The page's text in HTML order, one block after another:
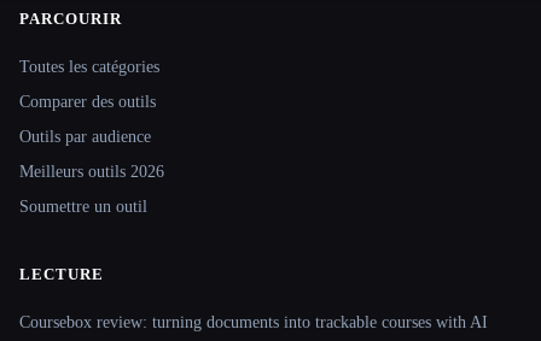
Site navigation
PARCOURIR
Toutes les catégories
Comparer des outils
Outils par audience
Meilleurs outils 2026
Soumettre un outil
LECTURE
Coursebox review: turning documents into trackable courses with AI